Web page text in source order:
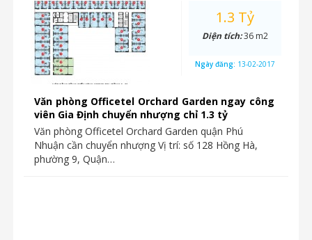
Văn phòng Officetel Orchard Garden ngay công
viên Gia Định chuyển nhượng chỉ 1.3 tỷ
Văn phòng Officetel Orchard Garden quận Phú
Nhuận cần chuyển nhượng Vị trí: số 128 Hồng Hà,
phường 9, Quận…
1.3 Tỷ
Diện tích:36 m2
Ngày đăng: 13-02-2017